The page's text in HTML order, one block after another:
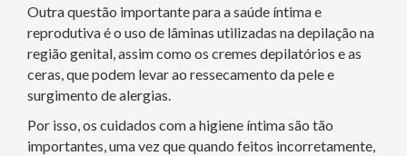
Outra questão importante para a saúde íntima e
reprodutiva é o uso de lâminas utilizadas na depilação na
região genital, assim como os cremes depilatórios e as
ceras, que podem levar ao ressecamento da pele e
surgimento de alergias.
Por isso, os cuidados com a higiene íntima são tão
importantes, uma vez que quando feitos incorretamente,